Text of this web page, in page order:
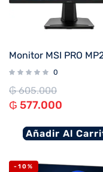
0
₲605.000
₲ 577.000
Añadir Al
-10%